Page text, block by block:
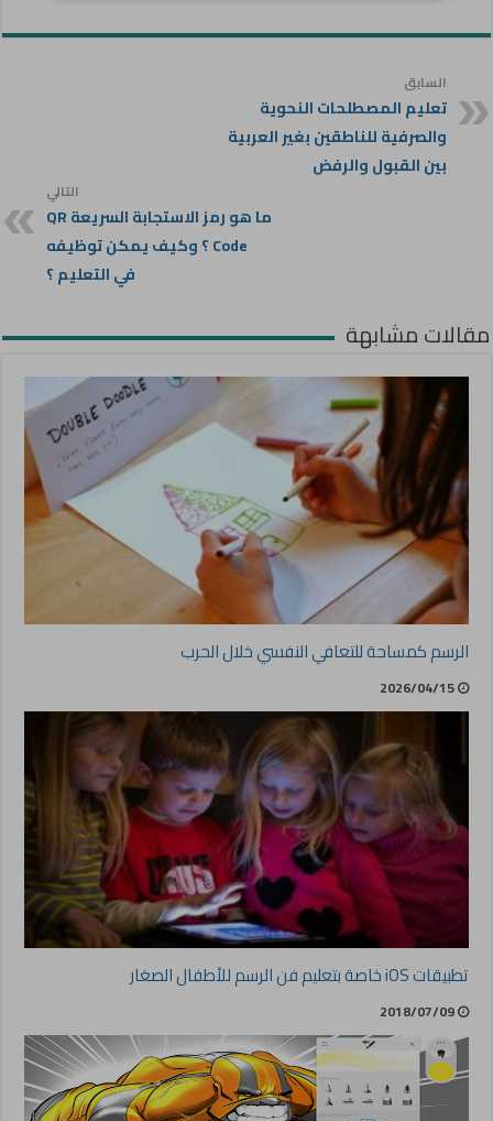
السابق
تعليم المصطلحات النحوية
والصرفية للناطقين بغير العربية
بين القبول والرفض
التالي
ما هو رمز الاستجابة السريعة QR
Code ؟ وكيف يمكن توظيفه
في التعليم ؟
مقالات مشابهة
الرسم كمساحة للتعافي النفسي خلال الحرب
2026/04/15
تطبيقات iOS خاصة بتعليم فن الرسم للأطفال الصغار
2018/07/09